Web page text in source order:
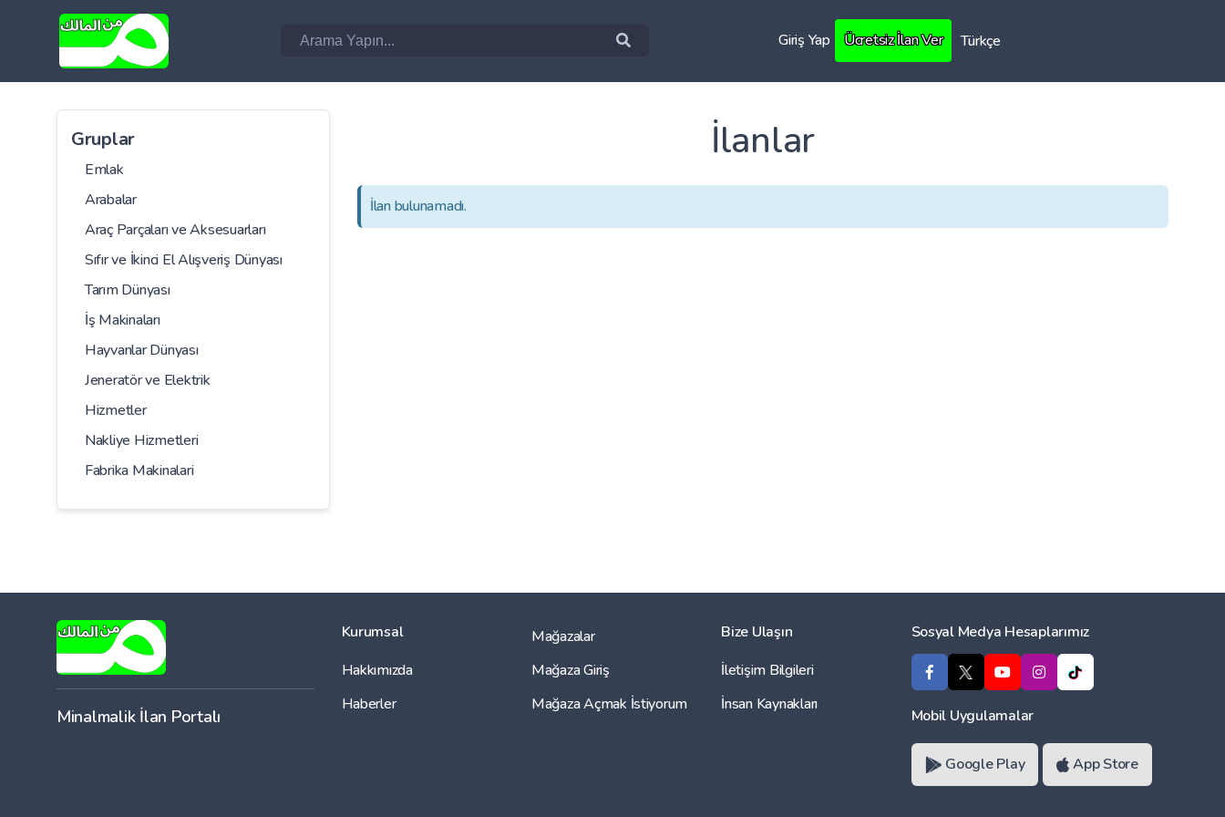
Giriş Yap Ücretsiz İlan Ver Türkçe
Gruplar
Emlak
Arabalar
Araç Parçaları ve Aksesuarları
Sıfır ve İkinci El Alışveriş Dünyası
Tarım Dünyası
İş Makinaları
Hayvanlar Dünyası
Jeneratör ve Elektrik
Hizmetler
Nakliye Hizmetleri
Fabrika Makinalari
İlanlar
İlan bulunamadı.
Minalmalik İlan Portalı
Kurumsal
Hakkımızda
Haberler
Mağazalar
Mağaza Giriş
Mağaza Açmak İstiyorum
Bize Ulaşın
İletişim Bilgileri
İnsan Kaynakları
Sosyal Medya Hesaplarımız
Mobil Uygulamalar
Google Play App Store